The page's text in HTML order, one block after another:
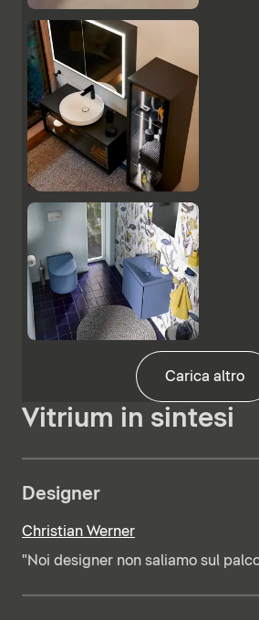
Carica altro
Vitrium in sintesi
Designer
Christian Werner
"Noi designer non saliamo sul